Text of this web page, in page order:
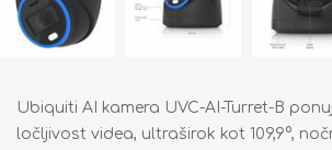
Ubiquiti AI kamera UVC-AI-Turret-B
ločljivost videa, ultraširok kot 109,9°,